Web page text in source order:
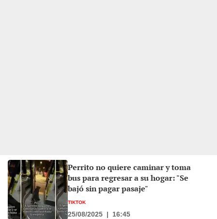
Perrito no quiere caminar y toma
bus para regresar a su hogar: "Se
bajó sin pagar pasaje"
TIKTOK
25/08/2025 | 16:45